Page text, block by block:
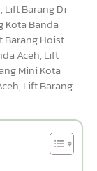
Lift Barang Di
Kota Banda
Barang Hoist
Aceh, Lift
Mini Kota
Lift Barang